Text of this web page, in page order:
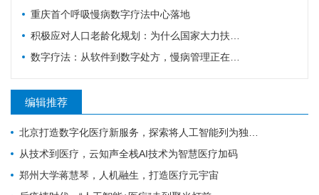
重庆首个呼吸慢病数字疗法中心落地
积极应对人口老龄化规划：为什么国家大力扶持主动健康管理？
数字疗法：从软件到数字处方，慢病管理正在被重新定义
编辑推荐
北京打造数字化医疗新服务，探索将人工智能列为独立服务项目
从技术到医疗，云知声全栈AI技术为智慧医疗加码
郑州大学蒋慧琴，人机融生，打造医疗元宇宙